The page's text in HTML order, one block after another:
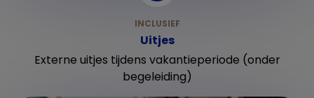
Uitjes
Externe uitjes tijdens vakantieperiode (onder
begeleiding)